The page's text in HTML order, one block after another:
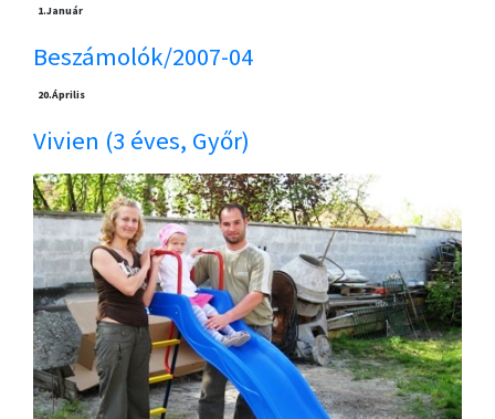
1.Január
Beszámolók/2007-04
20.Április
Vivien (3 éves, Győr)